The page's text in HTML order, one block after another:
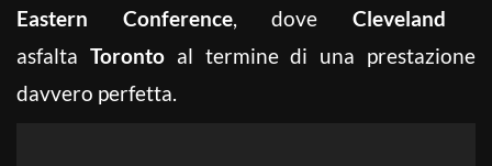
Eastern Conference, dove Cleveland
asfalta Torontoal termine di una prestazione
davvero perfetta.